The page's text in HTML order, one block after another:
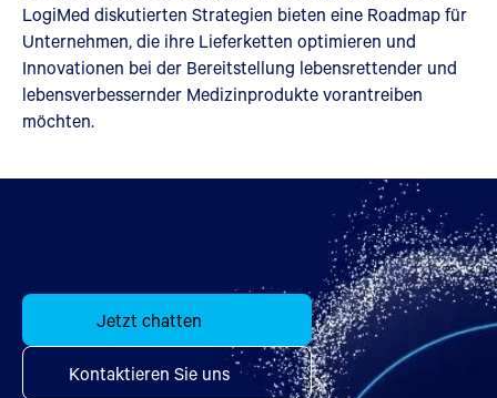
LogiMed diskutierten Strategien bieten eine Roadmap für
Unternehmen, die ihre Lieferketten optimieren und
Innovationen bei der Bereitstellung lebensrettender und
lebensverbessernder Medizinprodukte vorantreiben
möchten.
Jetzt chatten
Kontaktieren Sie uns